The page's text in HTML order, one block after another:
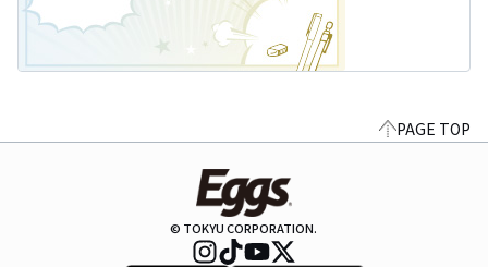
PAGE TOP
© TOKYU CORPORATION.